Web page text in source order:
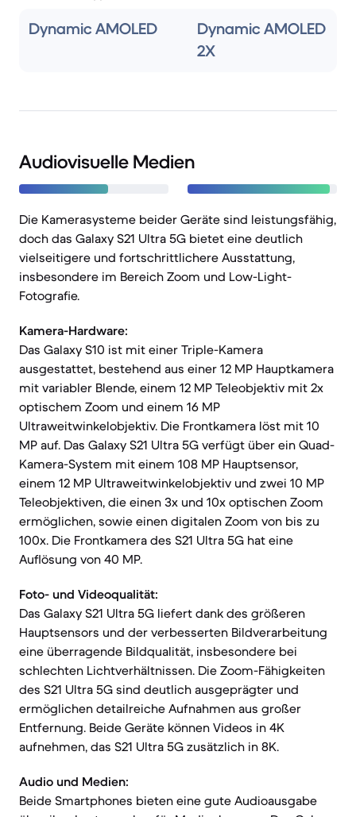
Dynamic AMOLED
Dynamic AMOLED
2X
Audiovisuelle Medien
Die Kamerasysteme beider Geräte sind leistungsfähig,
doch das Galaxy S21 Ultra 5G bietet eine deutlich
vielseitigere und fortschrittlichere Ausstattung,
insbesondere im Bereich Zoom und Low-Light-
Fotografie.
Kamera-Hardware:
Das Galaxy S10 ist mit einer Triple-Kamera
ausgestattet, bestehend aus einer 12 MP Hauptkamera
mit variabler Blende, einem 12 MP Teleobjektiv mit 2x
optischem Zoom und einem 16 MP
Ultraweitwinkelobjektiv. Die Frontkamera löst mit 10
MP auf. Das Galaxy S21 Ultra 5G verfügt über ein Quad-
Kamera-System mit einem 108 MP Hauptsensor,
einem 12 MP Ultraweitwinkelobjektiv und zwei 10 MP
Teleobjektiven, die einen 3x und 10x optischen Zoom
ermöglichen, sowie einen digitalen Zoom von bis zu
100x. Die Frontkamera des S21 Ultra 5G hat eine
Auflösung von 40 MP.
Foto- und Videoqualität:
Das Galaxy S21 Ultra 5G liefert dank des größeren
Hauptsensors und der verbesserten Bildverarbeitung
eine überragende Bildqualität, insbesondere bei
schlechten Lichtverhältnissen. Die Zoom-Fähigkeiten
des S21 Ultra 5G sind deutlich ausgeprägter und
ermöglichen detailreiche Aufnahmen aus großer
Entfernung. Beide Geräte können Videos in 4K
aufnehmen, das S21 Ultra 5G zusätzlich in 8K.
Audio und Medien:
Beide Smartphones bieten eine gute Audioausgabe